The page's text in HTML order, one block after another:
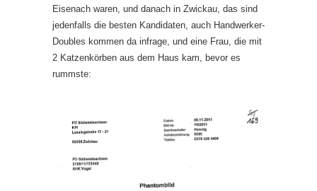
Eisenach waren, und danach in Zwickau, das sind
jedenfalls die besten Kandidaten, auch Handwerker-
Doubles kommen da infrage, und eine Frau, die mit
2 Katzenkörben aus dem Haus kam, bevor es
rummste: